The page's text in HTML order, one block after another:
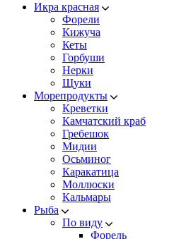
Икра красная
Форели
Кижуча
Кеты
Горбуши
Нерки
Щуки
Морепродукты
Креветки
Камчатский краб
Гребешок
Мидии
Осьминог
Каракатица
Моллюски
Кальмары
Рыба
По виду
Форель